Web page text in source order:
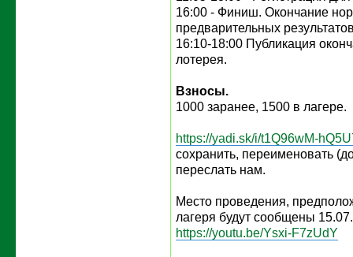
16:00 - Финиш. Окончание
предварительных
16:10-18:00 Публикация
лотерея.
Взносы.
1000 заранее, 1500 в лагере.
https://yadi.sk/i/t1Q96wM-
сохранить, переименовать
переслать нам.
Место проведения,
лагеря будут сообщены
https://youtu.be/Ysxi-F7zUdY